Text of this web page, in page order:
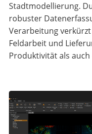
Stadtmodellierung.
robuster
Verarbeitung verkürzt
Feldarbeit und
Produktivität als auch